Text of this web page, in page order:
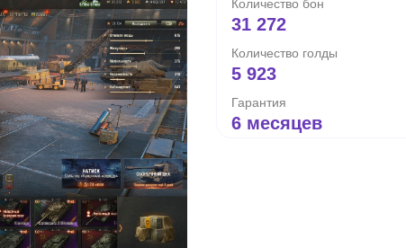
Количество бон
31 272
Количество голды
5 923
Гарантия
6 месяцев